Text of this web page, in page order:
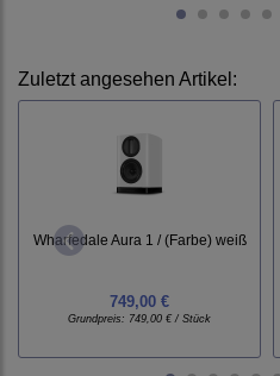
Zuletzt angesehen Artikel:
Wharfedale Aura 1 / (Farbe) weiß
749,00 €
Grundpreis: 749,00 € / Stück